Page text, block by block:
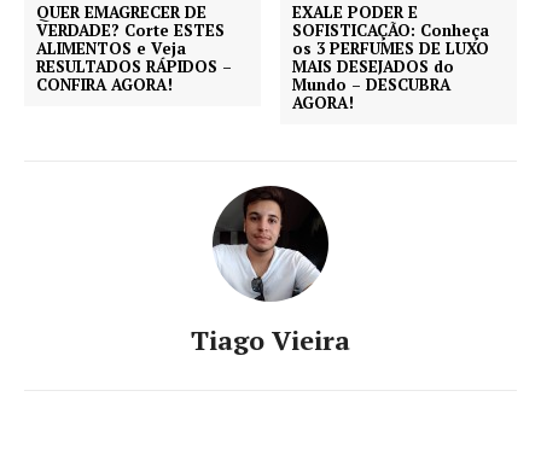
QUER EMAGRECER DE
VERDADE? Corte ESTES
ALIMENTOS e Veja
RESULTADOS RÁPIDOS –
CONFIRA AGORA!
EXALE PODER E
SOFISTICAÇÃO: Conheça
os 3 PERFUMES DE LUXO
MAIS DESEJADOS do
Mundo – DESCUBRA
AGORA!
Tiago Vieira